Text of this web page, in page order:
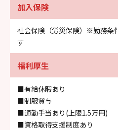
加入保険
社会保険（労災保険）※勤務条
す
福利厚生
■有給休暇あり
■制服貸与
■通勤手当あり(上限1.5万円)
■資格取得支援制度あり